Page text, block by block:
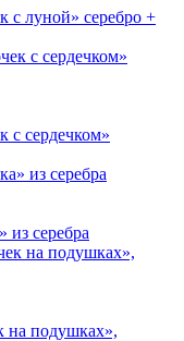
с луной» серебро +
с сердечком»
из серебра
на подушках»,